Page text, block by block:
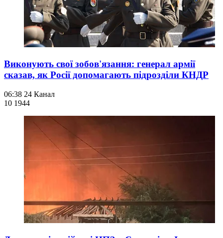
Виконують свої зобов'язання: генерал армії
сказав, як Росії допомагають підрозділи КНДР
06:38 24 Канал
10 1944